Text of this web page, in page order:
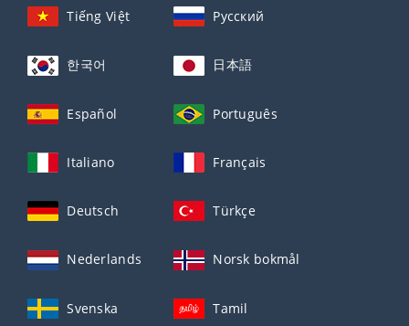
Tiếng Việt Русский
한국어 日本語
Español Português
Italiano Français
Deutsch Türkçe
Nederlands Norsk bokmål
Svenska Tamil